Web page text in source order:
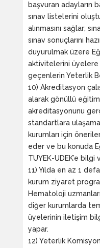
başvuran adayların
sınav listelerini
alınmasını sağlar;
sınav sonuçlarını
duyurulmak üzere
aktivitelerini üyelere
geçenlerin Yeterlik
10) Akreditasyon
alarak gönüllü eğitim
akreditasyonunu
standartlara
kurumları için
eder ve bu konuda
TUYEK-UDEK’e bilgi
11) Yılda en az 1
kurum ziyaret
Hematoloji
diğer kurumlarda
üyelerinin iletişim
yapar.
12) Yeterlik